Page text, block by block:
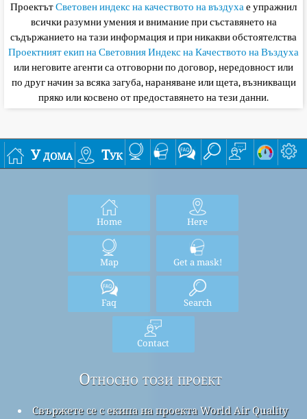
ПроектътСветовен индекс на качеството на въздухае упражнил
всички разумни умения и внимание при съставянето на
съдържанието на тази информация и при никакви обстоятелства
Проектният екип на Световния Индекс на Качеството на Въздуха
или неговите агенти са отговорни по договор, нередовност или
по друг начин за всяка загуба, нараняване или щета, възникващи
пряко или косвено от предоставянето на тези данни.
У дома Тук
Home Here
Map Get a mask!
Faq Search
Contact
Относно този проект
Свържете се с екипа на проекта World Air Quality